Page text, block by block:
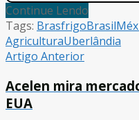
Continue Lendo
Tags: BrasfrigoBrasil
AgriculturaUberlândia
Artigo Anterior
Acelen mira
EUA